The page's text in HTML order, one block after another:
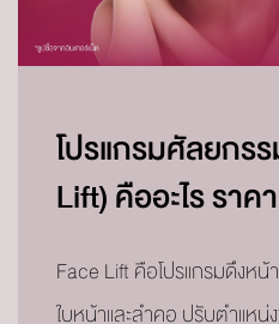
โปรแกรมศัลยกร
Lift) คืออะไร ราค
Face Lift คือโปรแกรมดึงห
ใบหน้าและลำคอ ปรับตำแหน่